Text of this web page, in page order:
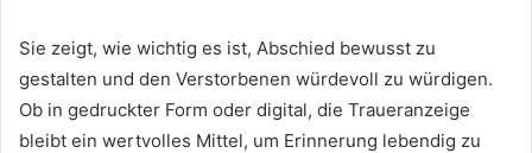
Sie zeigt, wie wichtig es ist, Abschied bewusst zu
gestalten und den Verstorbenen würdevoll zu würdigen.
Ob in gedruckter Form oder digital, die Traueranzeige
bleibt ein wertvolles Mittel, um Erinnerung lebendig zu